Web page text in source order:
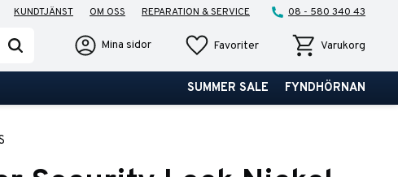
KUNDTJÄNST OM OSS REPARATION & SERVICE 08 - 580 340 43
Mina sidor FavoriterFavoriter KundvagnVarukorg
SUMMER SALE FYNDHÖRNAN